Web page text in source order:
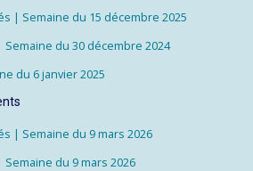
| Semaine du 15 décembre 2025
du 30 décembre 2024
du 6 janvier 2025
| Semaine du 9 mars 2026
du 9 mars 2026